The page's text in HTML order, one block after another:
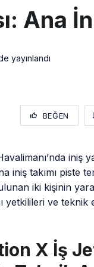
Ana
yayınlandı
BEĞEN
iniş
iniş takımı piste
iki kişinin yara
yetkilileri ve
X İş